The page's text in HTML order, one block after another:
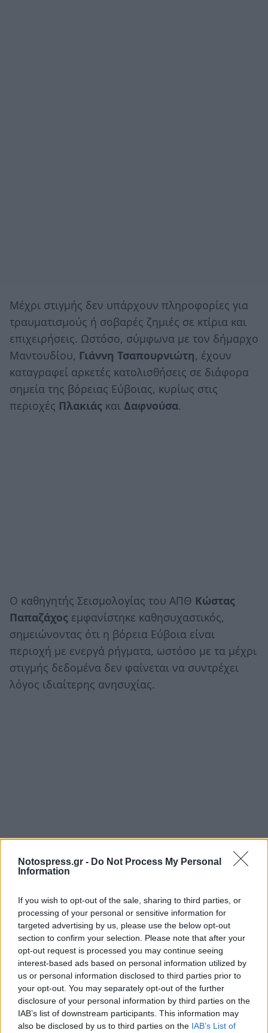
Notospress.gr - Do Not Process My Personal
Information
If you wish to opt-out of the sale, sharing to third parties, or
processing of your personal or sensitive information for
targeted advertising by us, please use the below opt-out
section to confirm your selection. Please note that after your
opt-out request is processed you may continue seeing
interest-based ads based on personal information utilized by
us or personal information disclosed to third parties prior to
your opt-out. You may separately opt-out of the further
disclosure of your personal information by third parties on the
IAB’s list of downstream participants. This information may
also be disclosed by us to third parties on the IAB’s List of
Μέχρι στιγμής δεν υπάρχουν πληροφορίες για
τραυματισμούς ή σοβαρές ζημιές σε κτίρια και
επιχειρήσεις. Ωστόσο, σύμφωνα με τον δήμαρχο
Μαντουδίου, Γιάννη Τσαπουρνιώτη, έχουν
καταγραφεί αρκετές κατολισθήσεις σε διάφορα
σημεία της βόρειας Εύβοιας, κυρίως στις
περιοχές Πλακιάς και Δαφνούσα.
Ο καθηγητής Σεισμολογίας του ΑΠΘ Κώστας
Παπαζάχος εμφανίστηκε καθησυχαστικός,
σημειώνοντας ότι η βόρεια Εύβοια είναι
περιοχή με ενεργά ρήγματα, ωστόσο με τα μέχρι
στιγμής δεδομένα δεν φαίνεται να συντρέχει
λόγος ιδιαίτερης ανησυχίας.
Ακολουθήστε το
μάθετε πρώτοιόλες τις ειδήσεις
TAGS: ΣΕΙΣΜΟΣ ΠΕΛΟΠΟΝΝΗΣΟΣ ΕΥΒΟΙΑ